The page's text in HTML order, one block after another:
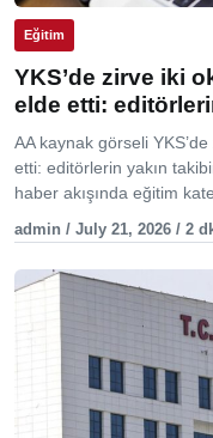
Eğitim
YKS’de zirve iki
elde etti:
AA kaynak görseli
etti: editörlerin yakın
haber akışında eğitim
admin / July 21, 2026 / 2